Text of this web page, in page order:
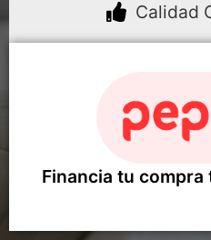
Calidad
Financia tu compra